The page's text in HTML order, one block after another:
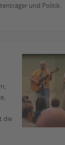
und Politik.
die